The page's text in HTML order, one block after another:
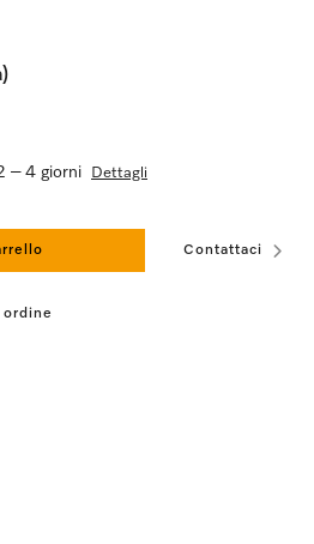
– 4 giorni Dettagli
Contattaci